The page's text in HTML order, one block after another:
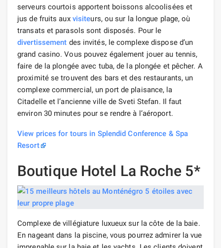
serveurs courtois apportent boissons alcoolisées et
jus de fruits aux visiteurs, ou sur la longue plage, où
transats et parasols sont disposés. Pour le
divertissement des invités, le complexe dispose d’un
grand casino. Vous pouvez également jouer au tennis,
faire de la plongée avec tuba, de la plongée et pêcher. A
proximité se trouvent des bars et des restaurants, un
complexe commercial, un port de plaisance, la
Citadelle et l’ancienne ville de Sveti Stefan. Il faut
environ 30 minutes pour se rendre à l’aéroport.
View prices for tours in Splendid Conference & Spa
Resort
Boutique Hotel La Roche 5*
Complexe de villégiature luxueux sur la côte de la baie.
En nageant dans la piscine, vous pourrez admirer la vue